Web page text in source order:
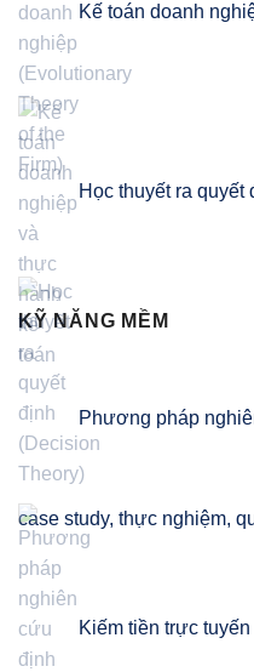
Kế toán doanh
Học thuyết ra
KỸ NĂNG MỀM
Phương pháp
case study, thực nghiệm,
Kiếm tiền trực